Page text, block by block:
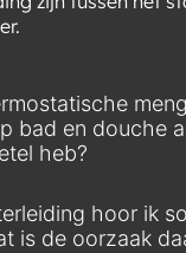
bad en douche
heb?
hoor ik
is de oorzaak